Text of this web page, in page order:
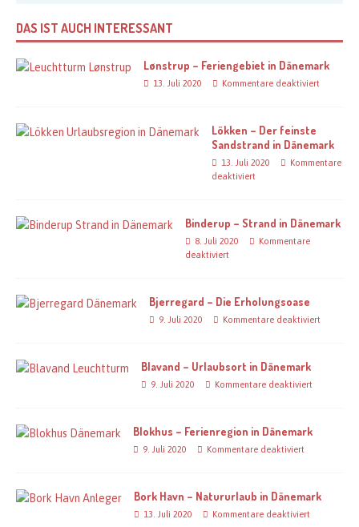
DAS IST AUCH INTERESSANT
Lønstrup – Feriengebiet in Dänemark
13. Juli 2020 Kommentare deaktiviert
Lökken – Der feinste
Sandstrand in Dänemark
13. Juli 2020
Kommentare
deaktiviert
Binderup – Strand in Dänemark
8. Juli 2020
Kommentare
deaktiviert
Bjerregard – Die Erholungsoase
9. Juli 2020 Kommentare deaktiviert
Blavand – Urlaubsort in Dänemark
9. Juli 2020 Kommentare deaktiviert
Blokhus – Ferienregion in Dänemark
9. Juli 2020 Kommentare deaktiviert
Bork Havn – Natururlaub in Dänemark
13. Juli 2020 Kommentare deaktiviert